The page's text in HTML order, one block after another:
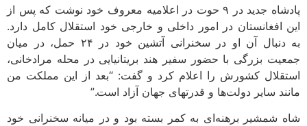
پادشاه جدید در ۹ حوت در اعلامیه معروف خود نوشت که پس از
این افغانستان در امور داخلی و خارجی خود استقلال کامل دارد.
به دنبال آن او در سخنرانی آتشین خود در ۲۴ حمل، در میان
جمعیت بزرگی با حضور سفیر هند بریتانیایی در محله مرادخانی،
استقلال کشورش را اعلام کرد و گفت: “بعد از این مملکت من
مانند سایر دولت‌ها و قدرتهای جهان آزاد است.”
شاه شمشیر برهنه‌ای به کمر بسته بود و در میانه سخنرانی خود